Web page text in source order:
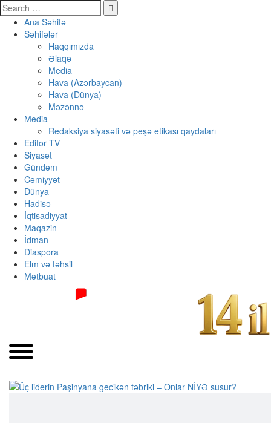
Ana Səhifə
Səhifələr
Haqqımızda
Əlaqə
Media
Hava (Azərbaycan)
Hava (Dünya)
Məzənnə
Media
Redaksiya siyasəti və peşə etikası qaydaları
Editor TV
Siyasət
Gündəm
Cəmiyyət
Dünya
Hadisə
İqtisadiyyat
Maqazin
İdman
Diaspora
Elm və təhsil
Mətbuat